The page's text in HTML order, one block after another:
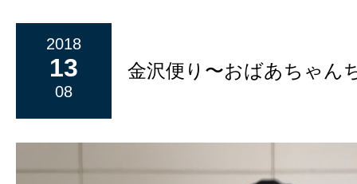
2018
13
08
金沢便り〜おばあちゃん